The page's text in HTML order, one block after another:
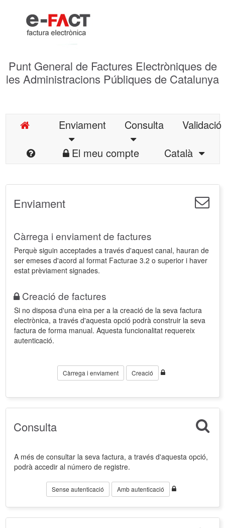
Punt General de Factures Electròniques de
les Administracions Públiques de Catalunya
Enviament Consulta
Validació
El meu compte
Català
Enviament
Càrrega i enviament de factures
Perquè siguin acceptades a través d'aquest canal, hauran de
ser emeses d'acord al format Facturae 3.2 o superior i haver
estat prèviament signades.
Creació de factures
Si no disposa d'una eina per a la creació de la seva factura
electrònica, a través d'aquesta opció podrà construir la seva
factura de forma manual. Aquesta funcionalitat requereix
autenticació.
Càrrega i enviament Creació
Consulta
A més de consultar la seva factura, a través d'aquesta opció,
podrà accedir al número de registre.
Sense autenticació Amb autenticació